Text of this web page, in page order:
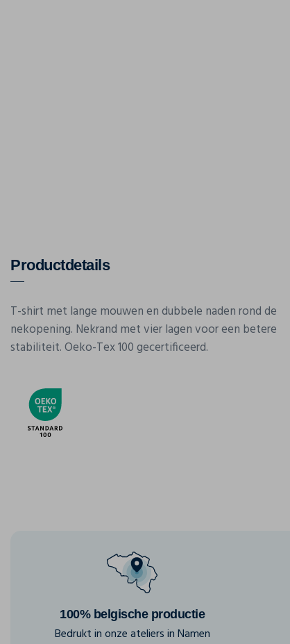
Productdetails
T-shirt met lange mouwen en dubbele naden rond de
nekopening. Nekrand met vier lagen voor een betere
stabiliteit. Oeko-Tex 100 gecertificeerd.
100% belgische productie
Bedrukt in onze ateliers in Namen